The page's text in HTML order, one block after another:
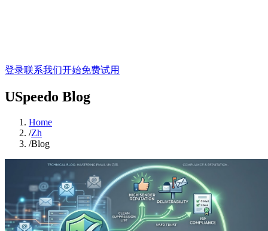
登录联系我们开始免费试用
USpeedo Blog
Home
/Zh
/Blog